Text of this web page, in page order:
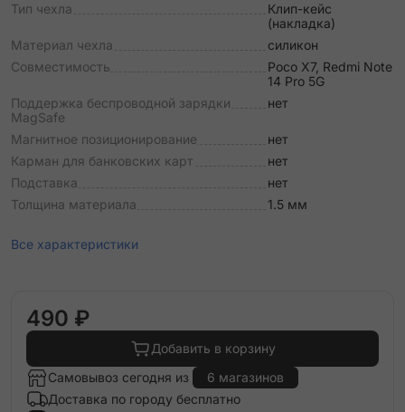
Тип чехла
Клип-кейс
(накладка)
Материал чехла
силикон
Совместимость
Poco X7, Redmi Note
14 Pro 5G
Поддержка беспроводной зарядки
MagSafe
нет
Магнитное позиционирование
нет
Карман для банковских карт
нет
Подставка
нет
Толщина материала
1.5 мм
Все характеристики
490 ₽
Добавить в корзину
Самовывоз сегодня из
6 магазинов
Доставка по городу бесплатно